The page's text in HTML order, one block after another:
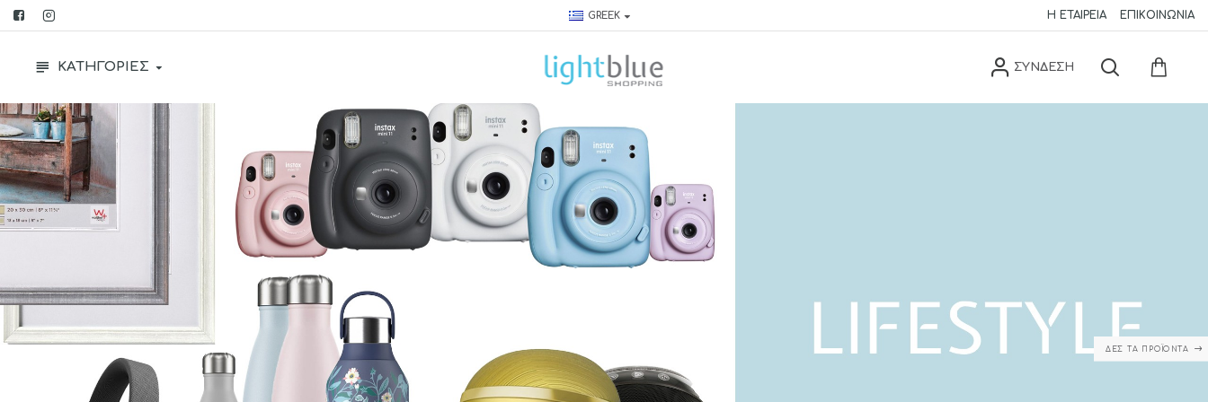
GREEK Η ΕΤΑΙΡΕΊΑ ΕΠΙΚΟΙΝΩΝΊΑ
ΚΑΤΗΓΟΡΙΕΣ ΣΥΝΔΕΣΗ
ΔΕΣ ΤΑ ΠΡΟΪΌΝΤΑ